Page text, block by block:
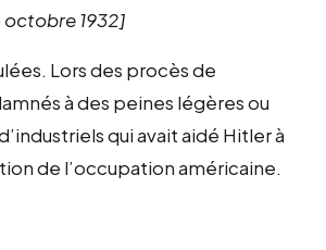
octobre 1932]
Lors des procès de
à des peines légères ou
qui avait aidé Hitler à
de l’occupation américaine.